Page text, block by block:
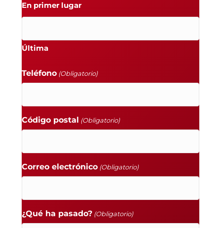
En primer lugar
Última
Teléfono (Obligatorio)
Código postal (Obligatorio)
Correo electrónico (Obligatorio)
¿Qué ha pasado? (Obligatorio)